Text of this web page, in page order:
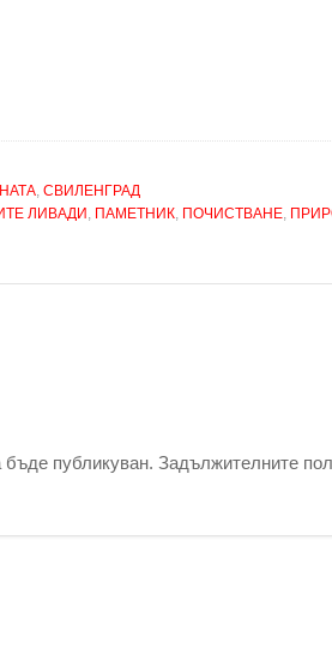
, СВИЛЕНГРАД
ЛИВАДИ , ПАМЕТНИК, ПОЧИСТВАНЕ,
публикуван. Задължителните